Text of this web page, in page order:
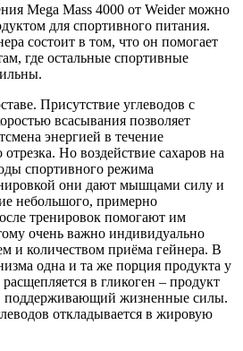
Mega Mass 4000 от Weider можно
для спортивного питания.
состоит в том, что он помогает
где остальные спортивные
Присутствие углеводов с
всасывания позволяет
энергией в течение
Но воздействие сахаров на
спортивного режима
они дают мышцами силу и
небольшого, примерно
тренировок помогают им
очень важно индивидуально
и количеством приёма гейнера. В
одна и та же порция продукта у
в гликоген – продукт
поддерживающий жизненные силы.
откладывается в жировую